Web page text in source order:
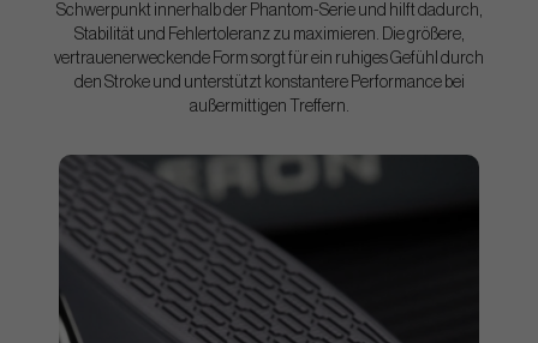
Schwerpunkt innerhalb der Phantom-Serie und hilft dadurch,
Stabilität und Fehlertoleranz zu maximieren. Die größere,
vertrauenerweckende Form sorgt für ein ruhiges Gefühl durch
den Stroke und unterstützt konstantere Performance bei
außermittigen Treffern.